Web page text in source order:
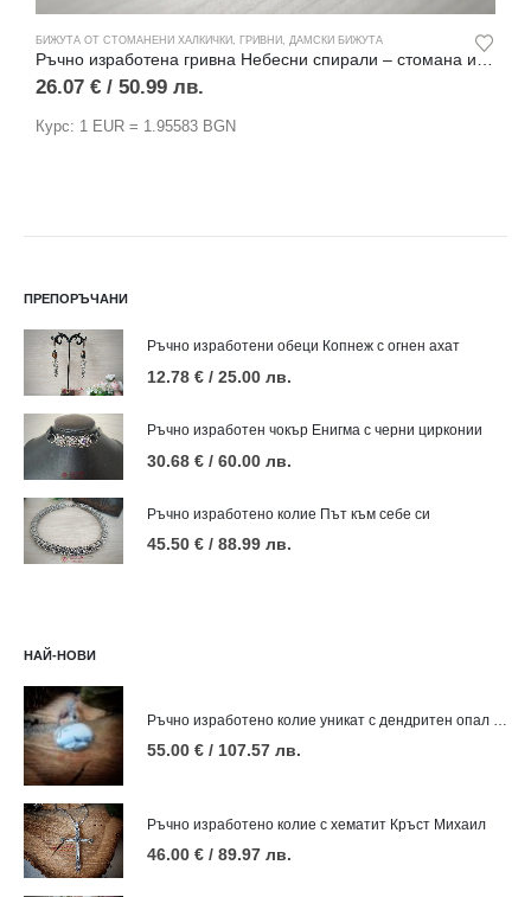
БИЖУТА ОТ СТОМАНЕНИ ХАЛКИЧКИ ГРИВНИ ДАМСКИ БИЖУТА
26.07 € / 50.99 лв.
Курс: 1 EUR = 1.95583 BGN
ПРЕПОРЪЧАНИ
Ръчно изработени обеци Копнеж с огнен ахат
12.78 € / 25.00 лв.
Ръчно изработен чокър Енигма с черни цирконии
30.68 € / 60.00 лв.
Ръчно изработено колие Път към себе си
45.50 € / 88.99 лв.
НАЙ-НОВИ
55.00 € / 107.57 лв.
Ръчно изработено колие с хематит Кръст Михаил
46.00 € / 89.97 лв.